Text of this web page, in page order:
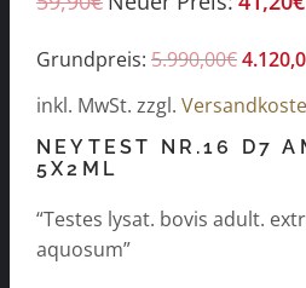
Grundpreis: 5.990,00€
inkl. MwSt. zzgl.
NEYTEST NR.16 D7
5X2ML
“Testes lysat. bovis adult.
aquosum”